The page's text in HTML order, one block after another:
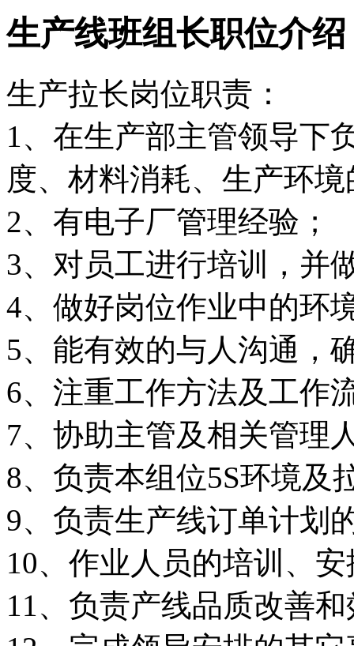
生产线班组长职位介绍
生产拉长岗位职责：
1、在生产部主管领导下
度、材料消耗、生产环
2、有电子厂管理经验；
3、对员工进行培训，并
4、做好岗位作业中的环
5、能有效的与人沟通，
6、注重工作方法及工作
7、协助主管及相关管理
8、负责本组位5S环境及
9、负责生产线订单计划
10、作业人员的培训、
11、负责产线品质改善